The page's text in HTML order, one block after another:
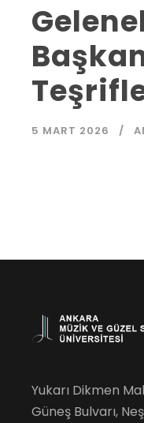
5 MART 2026
Yukarı Dikmen
Güneş Bulvarı,